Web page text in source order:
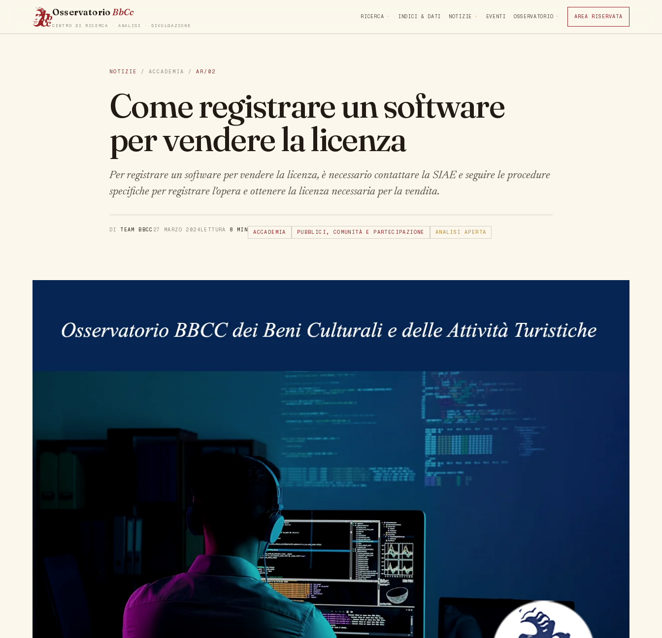
Osservatorio BbCc
CENTRO DI RICERCA · ANALISI · DIVULGAZIONE
RICERCA INDICI & DATI NOTIZIE EVENTI OSSERVATORIO AREA RISERVATA
NOTIZIE / ACCADEMIA / AR/02
Come registrare un software
per vendere la licenza
Per registrare un software per vendere la licenza, è necessario contattare la SIAE e seguire le procedure
specifiche per registrare l'opera e ottenere la licenza necessaria per la vendita.
DI TEAM BBCC 27 MARZO 2024LETTURA 8 MIN ACCADEMIA PUBBLICI, COMUNITÀ E PARTECIPAZIONE ANALISI APERTA